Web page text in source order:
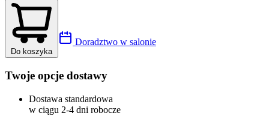
Do koszyka
Doradztwo w salonie
Twoje opcje dostawy
Dostawa standardowa
w ciągu 2-4 dni robocze